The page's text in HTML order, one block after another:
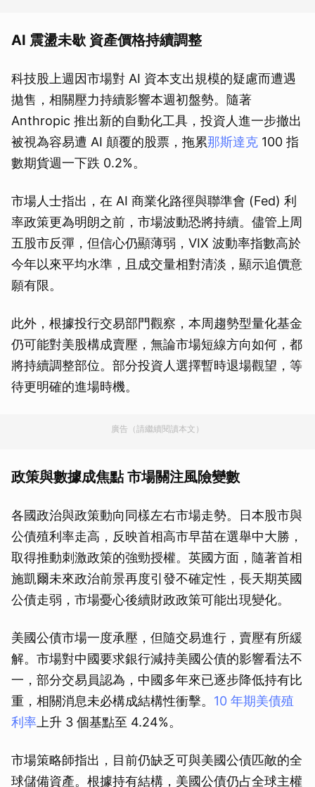
AI 震盪未歇 資產價格持續調整
科技股上週因市場對 AI 資本支出規模的疑慮而遭遇
拋售，相關壓力持續影響本週初盤勢。隨著
Anthropic 推出新的自動化工具，投資人進一步撤出
被視為容易遭 AI 顛覆的股票，拖累那斯達克 100 指
數期貨週一下跌 0.2%。
市場人士指出，在 AI 商業化路徑與聯準會 (Fed) 利
率政策更為明朗之前，市場波動恐將持續。儘管上周
五股市反彈，但信心仍顯薄弱，VIX 波動率指數高於
今年以來平均水準，且成交量相對清淡，顯示追價意
願有限。
此外，根據投行交易部門觀察，本周趨勢型量化基金
仍可能對美股構成賣壓，無論市場短線方向如何，都
將持續調整部位。部分投資人選擇暫時退場觀望，等
待更明確的進場時機。
廣告（請繼續閱讀本文）
政策與數據成焦點 市場關注風險變數
各國政治與政策動向同樣左右市場走勢。日本股市與
公債殖利率走高，反映首相高市早苗在選舉中大勝，
取得推動刺激政策的強勁授權。英國方面，隨著首相
施凱爾未來政治前景再度引發不確定性，長天期英國
公債走弱，市場憂心後續財政政策可能出現變化。
美國公債市場一度承壓，但隨交易進行，賣壓有所緩
解。市場對中國要求銀行減持美國公債的影響看法不
一，部分交易員認為，中國多年來已逐步降低持有比
重，相關消息未必構成結構性衝擊。 10 年期美債殖
利率 上升 3 個基點至 4.24%。
市場策略師指出，目前仍缺乏可與美國公債匹敵的全
球儲備資產。根據持有結構，美國公債仍占全球主權